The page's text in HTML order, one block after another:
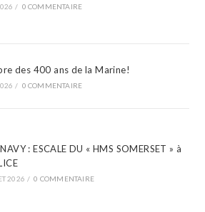
/ 0 COMMENTAIRE
des 400 ans de la Marine!
/ 0 COMMENTAIRE
: ESCALE DU « HMS SOMERSET » à
2026 / 0 COMMENTAIRE